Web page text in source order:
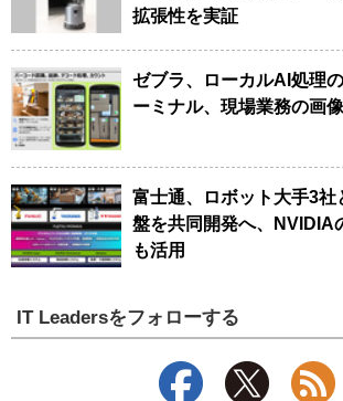
拡張性を実証
ゼブラ、ローカルAI処理
ーミナル、現場業務の画
富士通、ロボット大手3
盤を共同開発へ、NVIDIA
も活用
IT Leadersをフォローする